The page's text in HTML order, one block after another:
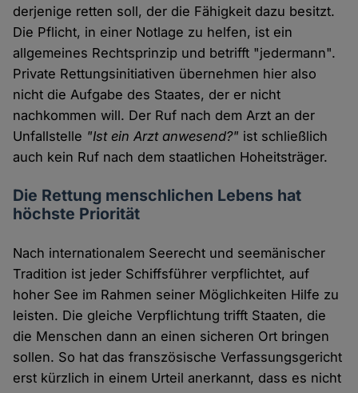
derjenige retten soll, der die Fähigkeit dazu besitzt.
Die Pflicht, in einer Notlage zu helfen, ist ein
allgemeines Rechtsprinzip und betrifft "jedermann".
Private Rettungsinitiativen übernehmen hier also
nicht die Aufgabe des Staates, der er nicht
nachkommen will. Der Ruf nach dem Arzt an der
Unfallstelle "Ist ein Arzt anwesend?" ist schließlich
auch kein Ruf nach dem staatlichen Hoheitsträger.
Die Rettung menschlichen Lebens hat
höchste Priorität
Nach internationalem Seerecht und seemänischer
Tradition ist jeder Schiffsführer verpflichtet, auf
hoher See im Rahmen seiner Möglichkeiten Hilfe zu
leisten. Die gleiche Verpflichtung trifft Staaten, die
die Menschen dann an einen sicheren Ort bringen
sollen. So hat das franszösische Verfassungsgericht
erst kürzlich in einem Urteil anerkannt, dass es nicht